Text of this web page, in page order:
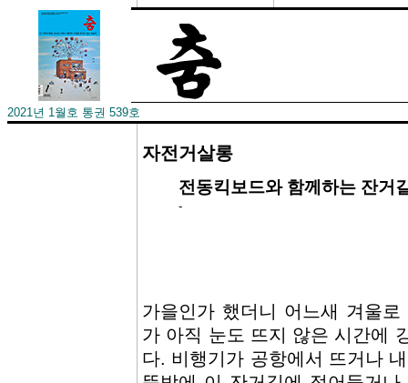
2021년 1월호 통권 539호
자전거살롱
전동킥보드와 함께하는 잔거
-
가을인가 했더니 어느새 겨울
가 아직 눈도 뜨지 않은 시간에
다. 비행기가 공항에서 뜨거나